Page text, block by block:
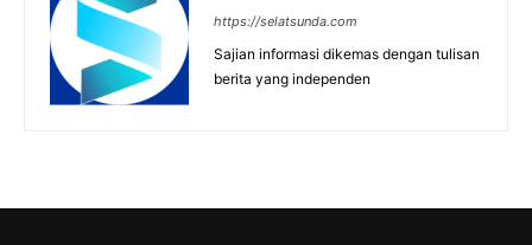
https://selatsunda.com
Sajian informasi dikemas dengan tulisan
berita yang independen